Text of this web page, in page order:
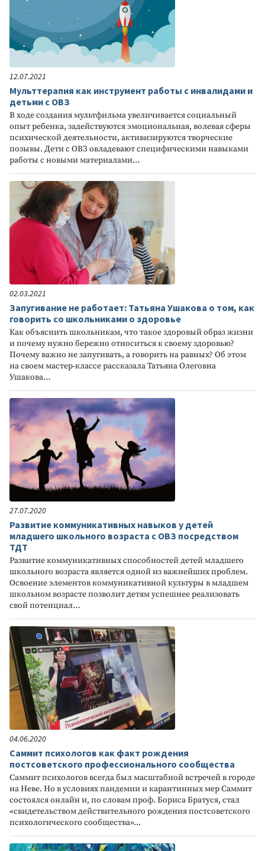
12.07.2021
Мульттерапия как инструмент работы с инвалидами и
детьми с ОВЗ
В ходе создания мультфильма увеличивается социальный
опыт ребенка, задействуются эмоциональная, волевая сферы
психической деятельности, активизируются творческие
позывы. Дети с ОВЗ овладевают специфическими навыками
работы с новыми материалами…
02.03.2021
Запугивание не работает: Татьяна Ушакова о том, как
говорить со школьниками о здоровье
Как объяснить школьникам, что такое здоровый образ жизни
и почему нужно бережно относиться к своему здоровью?
Почему важно не запугивать, а говорить на равных? Об этом
на своем мастер-классе рассказала Татьяна Олеговна
Ушакова…
27.07.2020
Развитие коммуникативных навыков у детей
младшего школьного возраста с ОВЗ посредством
ТДТ
Развитие коммуникативных способностей детей младшего
школьного возраста является одной из важнейших проблем.
Освоение элементов коммуникативной культуры в младшем
школьном возрасте позволит детям успешнее реализовать
свой потенциал…
04.06.2020
Саммит психологов как факт рождения
постсоветского профессионального сообщества
Саммит психологов всегда был масштабной встречей в городе
на Неве. Но в условиях пандемии и карантинных мер Саммит
состоялся онлайн и, по словам проф. Бориса Братуся, стал
«свидетельством действительного рождения постсоветского
психологического сообщества»...